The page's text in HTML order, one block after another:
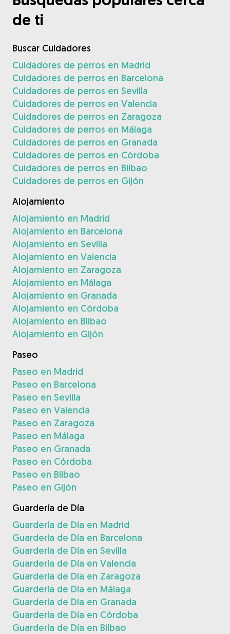
de ti
Buscar Cuidadores
Cuidadores de perros en Madrid
Cuidadores de perros en Barcelona
Cuidadores de perros en Sevilla
Cuidadores de perros en Valencia
Cuidadores de perros en Zaragoza
Cuidadores de perros en Málaga
Cuidadores de perros en Granada
Cuidadores de perros en Córdoba
Cuidadores de perros en Bilbao
Cuidadores de perros en Gijón
Alojamiento
Alojamiento en Madrid
Alojamiento en Barcelona
Alojamiento en Sevilla
Alojamiento en Valencia
Alojamiento en Zaragoza
Alojamiento en Málaga
Alojamiento en Granada
Alojamiento en Córdoba
Alojamiento en Bilbao
Alojamiento en Gijón
Paseo
Paseo en Madrid
Paseo en Barcelona
Paseo en Sevilla
Paseo en Valencia
Paseo en Zaragoza
Paseo en Málaga
Paseo en Granada
Paseo en Córdoba
Paseo en Bilbao
Paseo en Gijón
Guardería de Día
Guardería de Día en Madrid
Guardería de Día en Barcelona
Guardería de Día en Sevilla
Guardería de Día en Valencia
Guardería de Día en Zaragoza
Guardería de Día en Málaga
Guardería de Día en Granada
Guardería de Día en Córdoba
Guardería de Día en Bilbao